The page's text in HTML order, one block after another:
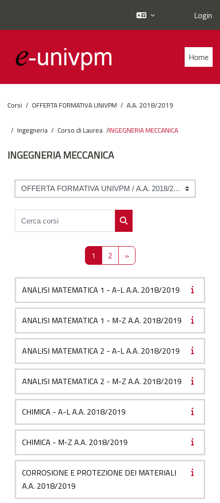
Login
Home
Corsi OFFERTA FORMATIVA UNIVPM A.A. 2018/2019
Ingegneria Corso di Laurea INGEGNERIA MECCANICA
INGEGNERIA MECCANICA
Categorie di corso
Cerca corsi
Cerca corsi
1 Pagina 1
2Pagina 2
»Pagina successiva
ANALISI MATEMATICA 1 - A-L A.A. 2018/2019
ANALISI MATEMATICA 1 - M-Z A.A. 2018/2019
ANALISI MATEMATICA 2 - A-L A.A. 2018/2019
ANALISI MATEMATICA 2 - M-Z A.A. 2018/2019
CHIMICA - A-L A.A. 2018/2019
CHIMICA - M-Z A.A. 2018/2019
CORROSIONE E PROTEZIONE DEI MATERIALI
A.A. 2018/2019